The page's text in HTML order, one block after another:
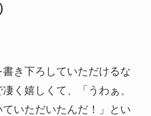
き下ろしていただけるな
く嬉しくて、「うわぁ、
いただいたんだ！」とい